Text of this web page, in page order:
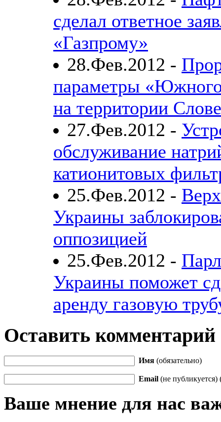
сделал ответное
«Газпрому»
28.Фев.2012 -
параметры
на территории
27.Фев.2012 -
обслуживание
катионитовых
25.Фев.2012 -
Украины
оппозицией
25.Фев.2012 -
Украины поможет
аренду газовую
Оставить комментарий
Имя (обязательно)
Email (не публикуется)
Ваше мнение для нас